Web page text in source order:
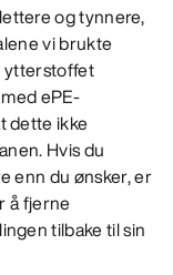
og tynnere,
vi brukte
ytterstoffet
ePE-
dette ikke
Hvis du
enn du ønsker, er
å fjerne
tilbake til sin